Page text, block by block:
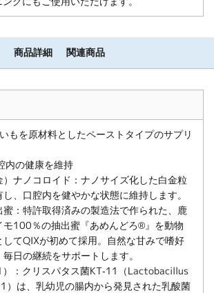
商品詳細 関連商品
もを原材料としたペーストタイプのサプリ
内の健康を維持
）ナノコロイド：ナノサイズ化した白金粒
、口腔内を健やかな状態に維持します。
蜜：特許取得済みの製造法で作られた、鹿
モ100％の抽出蜜『あめんどろ®』を動物
してQIXが初めて採用。自然な甘みで嗜好
日の継続をサポートします。
）：クリスパタス菌KT-11（Lactobacillus
は、乳幼児の腸内から発見された乳酸菌